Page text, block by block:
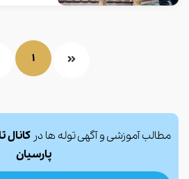
1
مطالب آموزشی و آگهی توله ها در کانال
پارسیان